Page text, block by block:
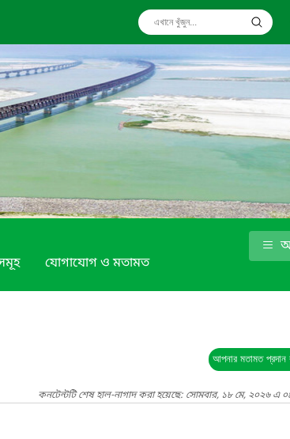
যোগাযোগ ও মতামত
আপনার মতামত
কনটেন্টটি শেষ হাল-নাগাদ করা হয়েছে: সোমবার, ১৮ মে, ২০২৬ এ